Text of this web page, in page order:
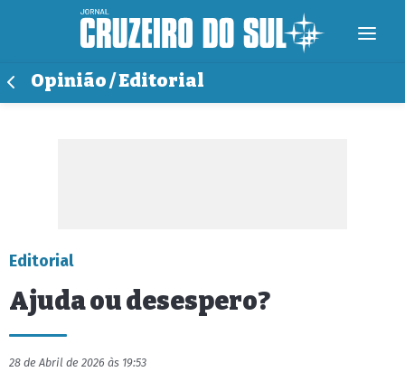
Opinião / Editorial
Editorial
Ajuda ou desespero?
28 de Abril de 2026 às 19:53